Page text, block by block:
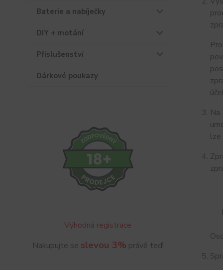
Baterie a nabíječky
DIY + motání
Příslušenství
Dárkové poukazy
Výhodná registrace
Nakupujte se slevou 3% právě teď!
lze